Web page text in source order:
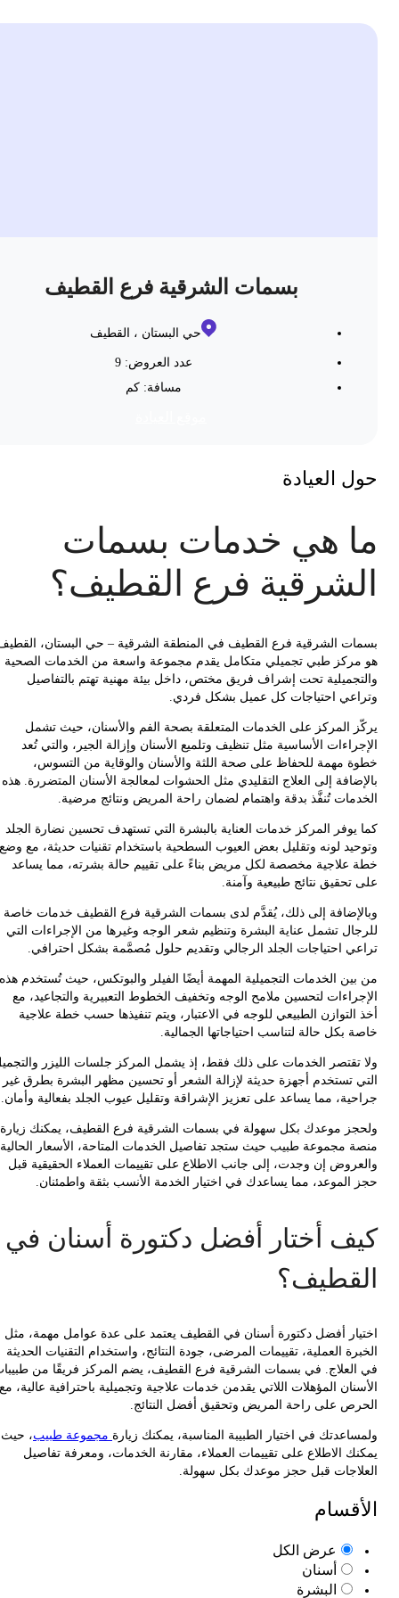
بسمات الشرقية فرع القطيف
حي البستان ، القطيف
عدد العروض: 9
كم
العيادة
هي خدمات بسمات
فرع القطيف؟
الشرقية فرع القطيف في المنطقة الشرقية – حي البستان، القطيف
طبي تجميلي متكامل يقدم مجموعة واسعة من الخدمات الصحية
تحت إشراف فريق مختص، داخل بيئة مهنية تهتم بالتفاصيل
احتياجات كل عميل بشكل فردي.
المركز على الخدمات المتعلقة بصحة الفم والأسنان، حيث تشمل
الأساسية مثل تنظيف وتلميع الأسنان وإزالة الجير، والتي تُعد
مهمة للحفاظ على صحة اللثة والأسنان والوقاية من التسوس،
إلى العلاج التقليدي مثل الحشوات لمعالجة الأسنان المتضررة. هذه
تُنفَّذ بدقة واهتمام لضمان راحة المريض ونتائج مرضية.
المركز خدمات العناية بالبشرة التي تستهدف تحسين نضارة الجلد
لونه وتقليل بعض العيوب السطحية باستخدام تقنيات حديثة، مع وضع
مخصصة لكل مريض بناءً على تقييم حالة بشرته، مما يساعد
نتائج طبيعية وآمنة.
إلى ذلك، يُقدَّم لدى بسمات الشرقية فرع القطيف خدمات خاصة
تشمل عناية البشرة وتنظيم شعر الوجه وغيرها من الإجراءات التي
احتياجات الجلد الرجالي وتقديم حلول مُصمَّمة بشكل احترافي.
الخدمات التجميلية المهمة أيضًا الفيلر والبوتكس، حيث تُستخدم هذه
لتحسين ملامح الوجه وتخفيف الخطوط التعبيرية والتجاعيد، مع
الطبيعي للوجه في الاعتبار، ويتم تنفيذها حسب خطة علاجية
بكل حالة لتناسب احتياجاتها الجمالية.
الخدمات على ذلك فقط، إذ يشمل المركز جلسات الليزر والتجميل
تستخدم أجهزة حديثة لإزالة الشعر أو تحسين مظهر البشرة بطرق غير
مما يساعد على تعزيز الإشراقة وتقليل عيوب الجلد بفعالية وأمان.
موعدك بكل سهولة في بسمات الشرقية فرع القطيف، يمكنك زيارة
مجموعة طبيب حيث ستجد تفاصيل الخدمات المتاحة، الأسعار الحالية،
إن وجدت، إلى جانب الاطلاع على تقييمات العملاء الحقيقية قبل
مما يساعدك في اختيار الخدمة الأنسب بثقة واطمئنان.
أختار أفضل دكتورة أسنان في
أفضل دكتورة أسنان في القطيف يعتمد على عدة عوامل مهمة، مثل
العملية، تقييمات المرضى، جودة النتائج، واستخدام التقنيات الحديثة
في بسمات الشرقية فرع القطيف، يضم المركز فريقًا من طبيبات
المؤهلات اللاتي يقدمن خدمات علاجية وتجميلية باحترافية عالية، مع
على راحة المريض وتحقيق أفضل النتائج.
في اختيار الطبيبة المناسبة، يمكنك زيارةمجموعة طبيب، حيث
الاطلاع على تقييمات العملاء، مقارنة الخدمات، ومعرفة تفاصيل
قبل حجز موعدك بكل سهولة.
عرض الكل
أسنان
البشرة